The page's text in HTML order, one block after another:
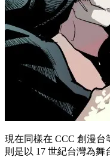
現在同樣在 CCC 創漫台
則是以 17 世紀台灣為舞